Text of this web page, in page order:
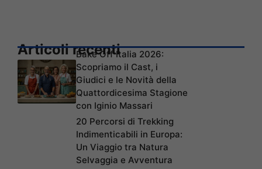
Articoli recentiBake Off Italia 2026:
Scopriamo il Cast, i
Giudici e le Novità della
Quattordicesima Stagione
con Iginio Massari
20 Percorsi di Trekking
Indimenticabili in Europa:
Un Viaggio tra Natura
Selvaggia e Avventura